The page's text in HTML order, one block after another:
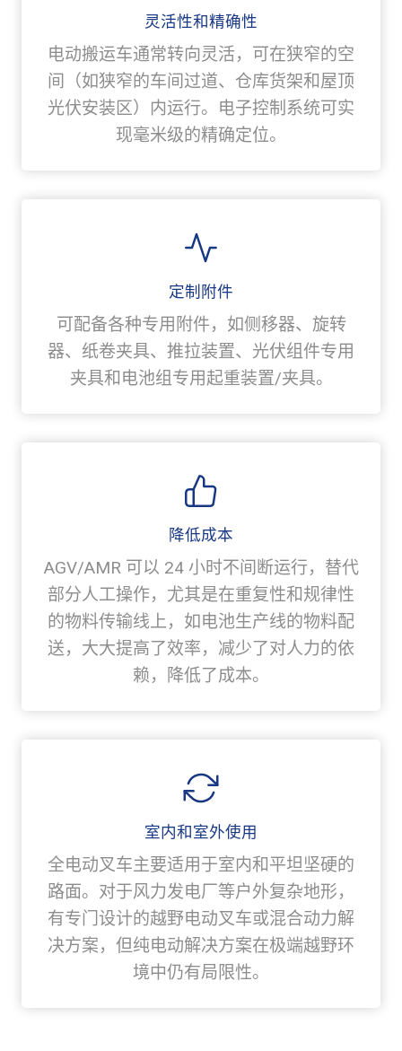
灵活性和精确性
电动搬运车通常转向灵活，可在狭窄的空
间（如狭窄的车间过道、仓库货架和屋顶
光伏安装区）内运行。电子控制系统可实
现毫米级的精确定位。
定制附件
可配备各种专用附件，如侧移器、旋转
器、纸卷夹具、推拉装置、光伏组件专用
夹具和电池组专用起重装置/夹具。
降低成本
AGV/AMR 可以 24 小时不间断运行，替代
部分人工操作，尤其是在重复性和规律性
的物料传输线上，如电池生产线的物料配
送，大大提高了效率，减少了对人力的依
赖，降低了成本。
室内和室外使用
全电动叉车主要适用于室内和平坦坚硬的
路面。对于风力发电厂等户外复杂地形，
有专门设计的越野电动叉车或混合动力解
决方案，但纯电动解决方案在极端越野环
境中仍有局限性。